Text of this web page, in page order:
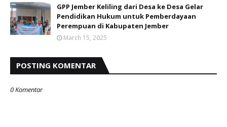
GPP Jember Keliling dari Desa ke Desa Gelar
Pendidikan Hukum untuk Pemberdayaan
Perempuan di Kabupaten Jember
March 15, 2025
POSTING KOMENTAR
0 Komentar